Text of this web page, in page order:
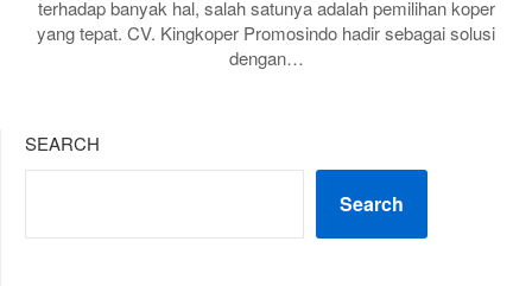
terhadap banyak hal, salah satunya adalah pemilihan koper
yang tepat. CV. Kingkoper Promosindo hadir sebagai solusi
dengan…
SEARCH
Search